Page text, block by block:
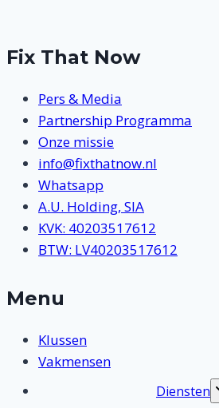
Fix That Now
Pers & Media
Partnership Programma
Onze missie
info@fixthatnow.nl
Whatsapp
A.U. Holding, SIA
KVK: 40203517612
BTW: LV40203517612
Menu
Klussen
Vakmensen
Diensten